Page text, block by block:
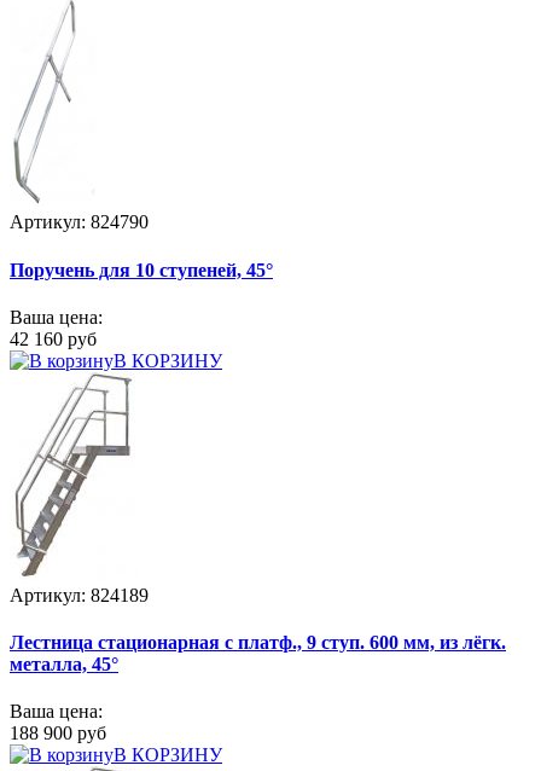
Артикул: 824790
Поручень для 10 ступеней, 45°
Ваша цена:
42 160 руб
В КОРЗИНУ
Артикул: 824189
Лестница стационарная с платф., 9 ступ. 600 мм, из лёгк.
металла, 45°
Ваша цена:
188 900 руб
В КОРЗИНУ